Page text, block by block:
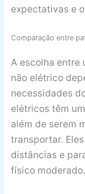
expectativas e
Comparação entre
A escolha entre
não elétrico
necessidades
elétricos têm
além de serem
transportar.
distâncias e
físico moderado.